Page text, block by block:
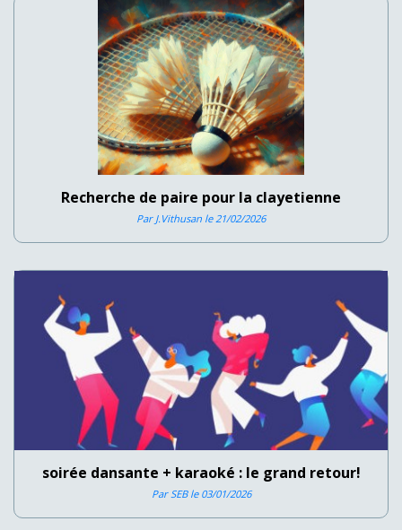
Recherche de paire pour la clayetienne
Par J.Vithusan le 21/02/2026
soirée dansante + karaoké : le grand retour!
Par SEB le 03/01/2026